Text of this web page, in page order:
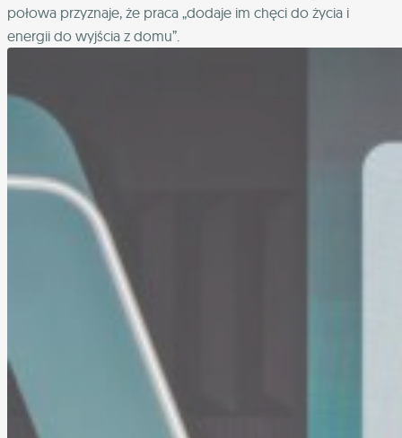
połowa przyznaje, że praca „dodaje im chęci do życia i
energii do wyjścia z domu”.